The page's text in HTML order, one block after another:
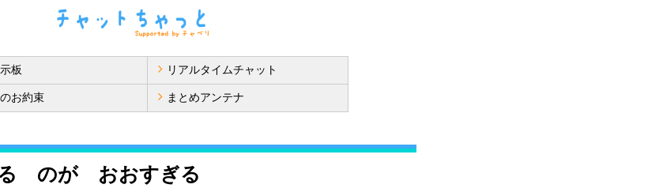
板 リアルタイムチャット
お約束 まとめアンテナ
のが おおすぎる